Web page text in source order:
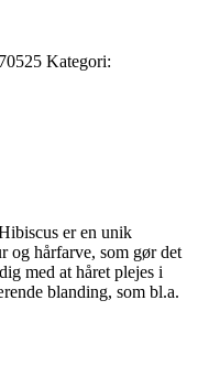
Kategori:
er en unik
og hårfarve, som gør det
med at håret plejes i
blanding, som bl.a.